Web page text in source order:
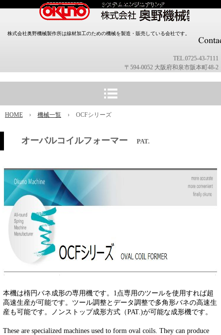
株式会社奥野機械製作所は線材加工のための機械を製造・販売している会社です。
TEL.0725-43-7111
〒594-0052 大阪府和泉市阪本町48-2
HOME › 機械一覧 › OCFシリーズ
オーバルコイルフォーマー PAT.
本機は楕円バネ成形の専用機です。1点専用のツールを使用すれば超
高速生産が可能です。ツール調整とデータ調整で多角形バネの高速生
産も可能です。ノンストップ成形方式（PAT.)が可能な成形機です。
These are specialized machines used to form oval coils. They can produce